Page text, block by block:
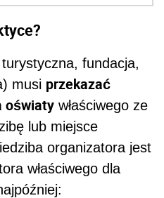
fundacja,
musi przekazać
oświaty właściwego ze
lub miejsce
organizatora jest
właściwego dla